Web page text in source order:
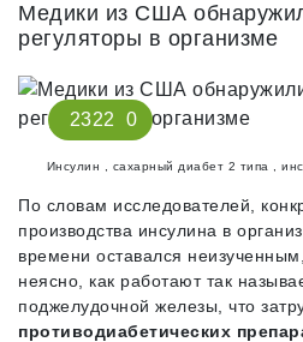
Медики из США
регуляторы в организме
2322 0
Инсулин сахарный диабет 2 типа
По словам исследователей,
производства инсулина в
времени оставался
неясно, как работают так
поджелудочной железы, что
противодиабетических